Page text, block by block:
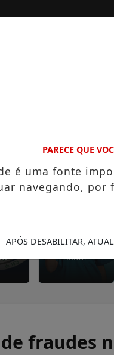
E CASO LEVANTA
SAÚDE
fraudes
PARECE QUE
é uma fonte
navegando, por
APÓS DESABILITAR,